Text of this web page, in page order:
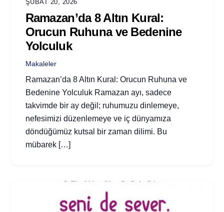
ŞUBAT 20, 2026
Ramazan’da 8 Altın Kural:
Orucun Ruhuna ve Bedenine
Yolculuk
Makaleler
Ramazan’da 8 Altın Kural: Orucun Ruhuna ve
Bedenine Yolculuk Ramazan ayı, sadece
takvimde bir ay değil; ruhumuzu dinlemeye,
nefesimizi düzenlemeye ve iç dünyamıza
döndüğümüz kutsal bir zaman dilimi. Bu
mübarek […]